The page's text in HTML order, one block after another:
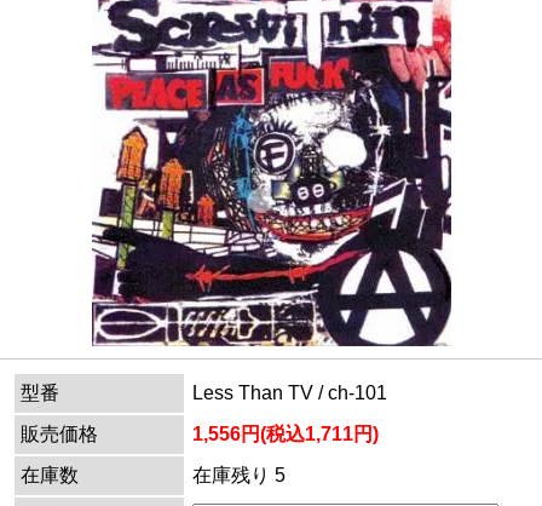
型番
Less Than TV / ch-101
販売価格
1,556円(税込1,711円)
在庫数
在庫残り 5